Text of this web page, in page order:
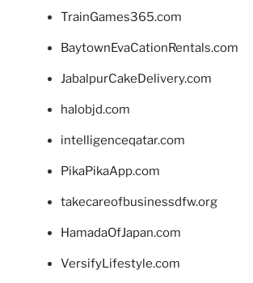
TrainGames365.com
BaytownEvaCationRentals.com
JabalpurCakeDelivery.com
halobjd.com
intelligenceqatar.com
PikaPikaApp.com
takecareofbusinessdfw.org
HamadaOfJapan.com
VersifyLifestyle.com